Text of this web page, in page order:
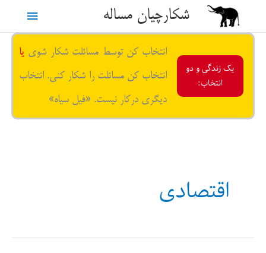
محتوا
شکارچیان مساله
فهرست
یک زندگی و دو
انتخاب:
انتخاب کن توسط مسائلت شکار شوی یا
انتخاب کن مسائلت را شکار کنی. انتخاب
دیگری درکار نیست. «فیل سیاه»
اقتصادی